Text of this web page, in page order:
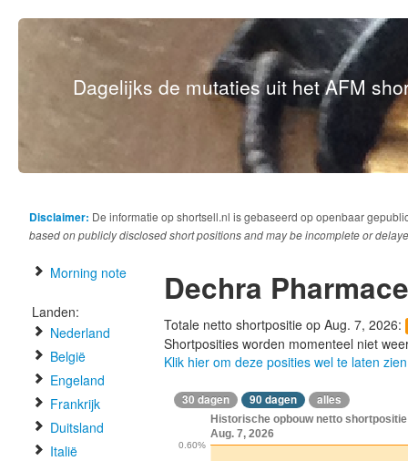
Dagelijks de mutaties uit het AFM
Disclaimer: De informatie op shortsell.nl is gebaseerd op openbaar
based on publicly disclosed short positions and may be incomplete or
Morning note
Landen:
Nederland
België
Engeland
Frankrijk
Duitsland
Italië
Dechra
Totale netto shortpositie op Aug. 7, 2026:
Shortposities worden momenteel niet
Klik hier om deze posities wel te laten zien
30 dagen 90 dagen alles
Historische opbouw netto
Aug. 7, 2026
0.60%